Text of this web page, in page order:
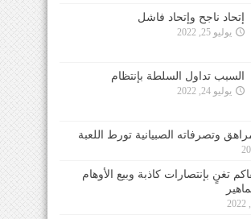
إتحاد ناجح وإتحاد فاشل
يوليو 25, 2022
السبب تداول السلطة بإنتظام
يوليو 24, 2022
وتصرفاته الصبيانية تورط اللعبة
تغنٍ بإنتصارات كاذبة وبيع الأوهام